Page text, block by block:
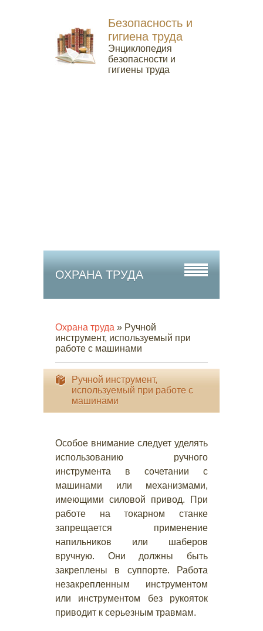
Безопасность и
гигиена труда
Энциклопедия
безопасности и
гигиены труда
ОХРАНА ТРУДА
Охрана труда » Ручной
инструмент, используемый при
работе с машинами
Ручной инструмент,
используемый при работе с
машинами
Особое внимание следует уделять
использованию ручного
инструмента в сочетании с
машинами или механизмами,
имеющими силовой привод. При
работе на токарном станке
запрещается применение
напильников или шаберов
вручную. Они должны быть
закреплены в суппорте. Работа
незакрепленным инструментом
или инструментом без рукояток
приводит к серьезным травмам.